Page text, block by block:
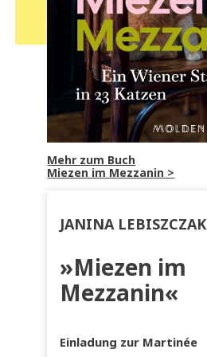
Mehr zum Buch
Miezen im Mezzanin >
JANINA LEBISZCZAK
»Miezen im
Mezzanin«
Einladung zur Martinée